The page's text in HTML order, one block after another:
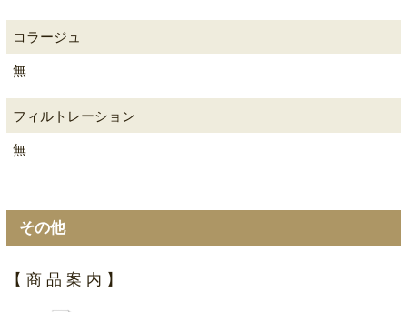
コラージュ
無
フィルトレーション
無
その他
【 商 品 案 内 】